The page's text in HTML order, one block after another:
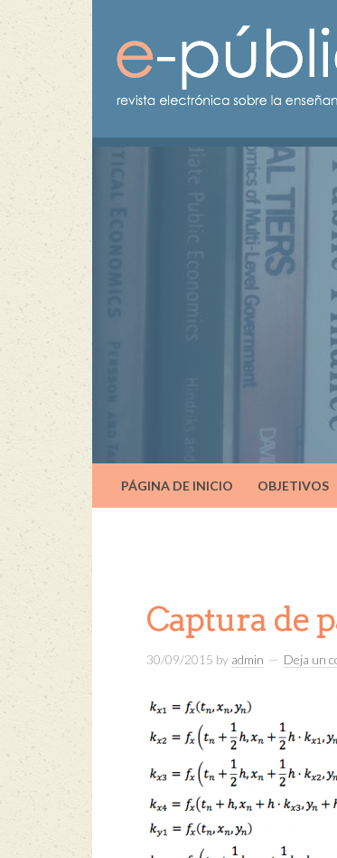
PÁGINA DE INICIO OBJETIVOS
Captura de
30/09/2015 by admin Deja un